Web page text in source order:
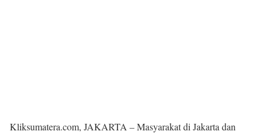
Kliksumatera.com, JAKARTA – Masyarakat di Jakarta dan